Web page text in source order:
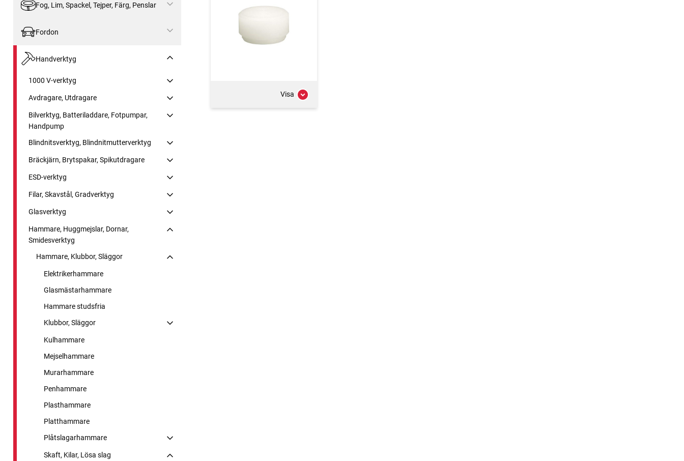
Fog, Lim, Spackel, Tejper, Färg, Penslar
Fordon
Handverktyg
1000 V-verktyg
Avdragare, Utdragare
Bilverktyg, Batteriladdare, Fotpumpar,
Handpump
Blindnitsverktyg, Blindnitmutterverktyg
Bräckjärn, Brytspakar, Spikutdragare
ESD-verktyg
Filar, Skavstål, Gradverktyg
Glasverktyg
Hammare, Huggmejslar, Dornar,
Smidesverktyg
Hammare, Klubbor, Släggor
Elektrikerhammare
Glasmästarhammare
Hammare studsfria
Klubbor, Släggor
Kulhammare
Mejselhammare
Murarhammare
Penhammare
Plasthammare
Platthammare
Plåtslagarhammare
Skaft, Kilar, Lösa slag
Visa